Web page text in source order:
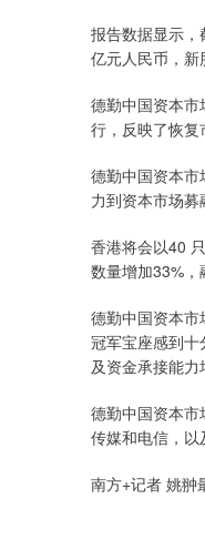
报告数据显示
亿元人民币，新
德勤中国资本
行，反映了恢复
德勤中国资本
力到资本市场
香港将会以40
数量增加33%，
德勤中国资本市
冠军宝座感到
及资金承接能
德勤中国资本市
传媒和电信，以
南方+记者 姚翀